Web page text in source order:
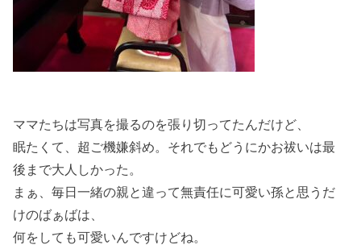
ママたちは写真を撮るのを張り切ってたんだけど、
眠たくて、超ご機嫌斜め。それでもどうにかお祓いは最
後まで大人しかった。
まぁ、毎日一緒の親と違って無責任に可愛い孫と思うだ
けのばぁばは、
何をしても可愛いんですけどね。